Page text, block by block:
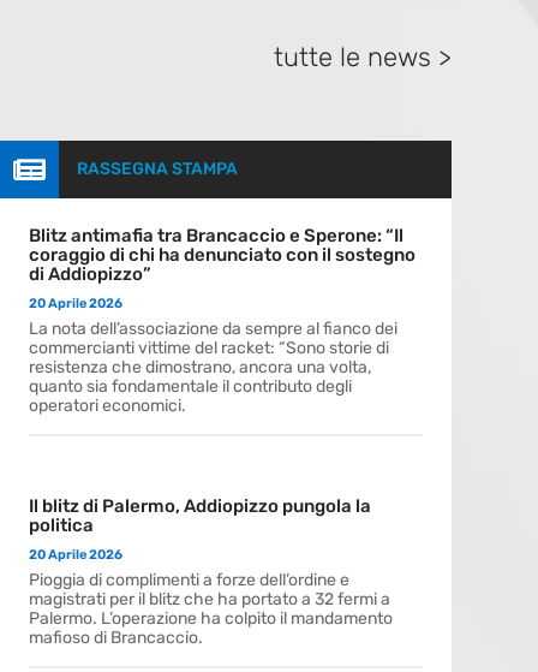
tutte le news >
 RASSEGNA STAMPA
Blitz antimafia tra Brancaccio e Sperone: “Il
coraggio di chi ha denunciato con il sostegno
di Addiopizzo”
20 Aprile 2026
La nota dell’associazione da sempre al fianco dei
commercianti vittime del racket: “Sono storie di
resistenza che dimostrano, ancora una volta,
quanto sia fondamentale il contributo degli
operatori economici.
Il blitz di Palermo, Addiopizzo pungola la
politica
20 Aprile 2026
Pioggia di complimenti a forze dell’ordine e
magistrati per il blitz che ha portato a 32 fermi a
Palermo. L’operazione ha colpito il mandamento
mafioso di Brancaccio.